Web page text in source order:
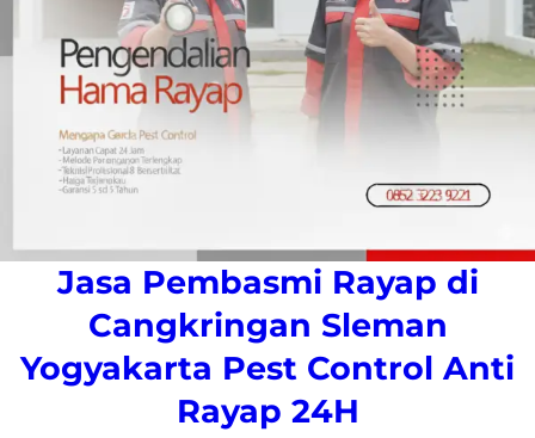
Jasa Pembasmi Rayap di
Cangkringan Sleman
Yogyakarta Pest Control Anti
Rayap 24H